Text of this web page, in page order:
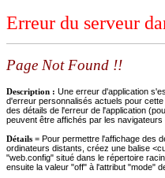
Erreur du serveur
Page Not Found !!
Description : Une erreur d'application
d'erreur personnalisés actuels pour
des détails de l'erreur de l'application
peuvent être affichés par les
Détails = Pour permettre l'affichage des
ordinateurs distants, créez une balise
"web.config" situé dans le répertoire
ensuite la valeur "off" à l'attribut "mode"